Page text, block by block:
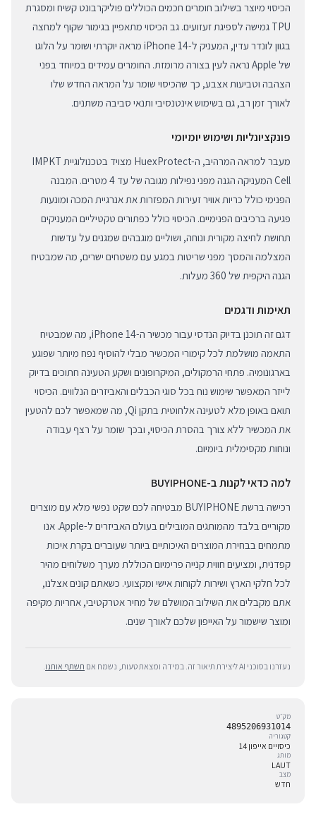
הכיסוי מיוצר בשילוב חומרים חכמים הכוללים פוליקרבונט קשיח ומסגרת
TPU גמישה לספיגת זעזועים. גב הכיסוי מתאפיין בגימור שקוף למחצה
בגוון לונדר עדין, המעניק ל-iPhone 14 מראה יוקרתי ושומר על הלוגו
של Apple נראה לעין בצורה מרומזת. החומרים עמידים במיוחד בפני
הצהבה וטביעות אצבע, כך שהכיסוי שומר על המראה החדש שלו
לאורך זמן רב, גם בשימוש אינטנסיבי ותנאי סביבה משתנים.
פונקציונליות ושימוש יומיומי
מעבר למראה המרהיב, ה-HuexProtect מצויד בטכנולוגיית IMPKT
Cell המעניקה הגנה מפני נפילות מגובה של עד 4 מטרים. המבנה
הפנימי כולל כריות אוויר זעירות המפזרות את אנרגיית המכה ומונעות
פגיעה ברכיבים הפנימיים. הכיסוי כולל כפתורים טקטיליים המעניקים
תחושת לחיצה מקורית ונוחה, ושוליים מוגבהים שמגנים על עדשות
המצלמה והמסך מפני שריטות במגע עם משטחים ישרים, מה שמבטיח
הגנה היקפית של 360 מעלות.
תאימות ודגמים
דגם זה תוכנן בדיוק הנדסי עבור מכשיר ה-iPhone 14, מה שמבטיח
התאמה מושלמת לכל קימורי המכשיר מבלי להוסיף נפח מיותר שפוגע
בארגונומיה. פתחי הרמקולים, המיקרופונים ושקע הטעינה חתוכים בדיוק
לייזר המאפשר שימוש נוח בכל סוגי הכבלים והאביזרים הנלווים. הכיסוי
תואם באופן מלא לטעינה אלחוטית בתקן Qi, מה שמאפשר לכם להטעין
את המכשיר ללא צורך בהסרת הכיסוי, ובכך שומר על רצף עבודה
ונוחות מקסימלית ביומיום.
למה כדאי לקנות ב-BUYIPHONE
רכישה ברשת BUYIPHONE מבטיחה לכם שקט נפשי מלא עם מוצרים
מקוריים בלבד מהמותגים המובילים בעולם האביזרים ל-Apple. אנו
מתמחים בבחירת המוצרים האיכותיים ביותר שעוברים בקרת איכות
קפדנית, ומציעים חווית קנייה פרימיום הכוללת מערך משלוחים מהיר
לכל חלקי הארץ ושירות לקוחות אישי ומקצועי. כשאתם קונים אצלנו,
אתם מקבלים את השילוב המושלם של מחיר אטרקטיבי, אחריות מקיפה
ומוצר שישמור על האייפון שלכם לאורך שנים.
נעזרנו בסוכני AI ליצירת תיאור זה. במידה ומצאת טעות, נשמח אם תשתף אותנו.
מק״ט
4895206931014
קטגוריה
כיסויים אייפון 14
מותג
LAUT
מצב
חדש